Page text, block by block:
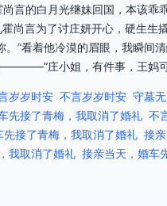
言的白月光继妹回国，本该
尚言为了讨庄妍开心，硬生
”看着他冷漠的眉眼，我瞬间
庄小姐，有件事，王妈可
岁岁时安 不言岁岁时安 守墓
先接了青梅，我取消了婚礼 不
先接了青梅，我取消了婚礼 接
我取消了婚礼 接亲当天，婚车